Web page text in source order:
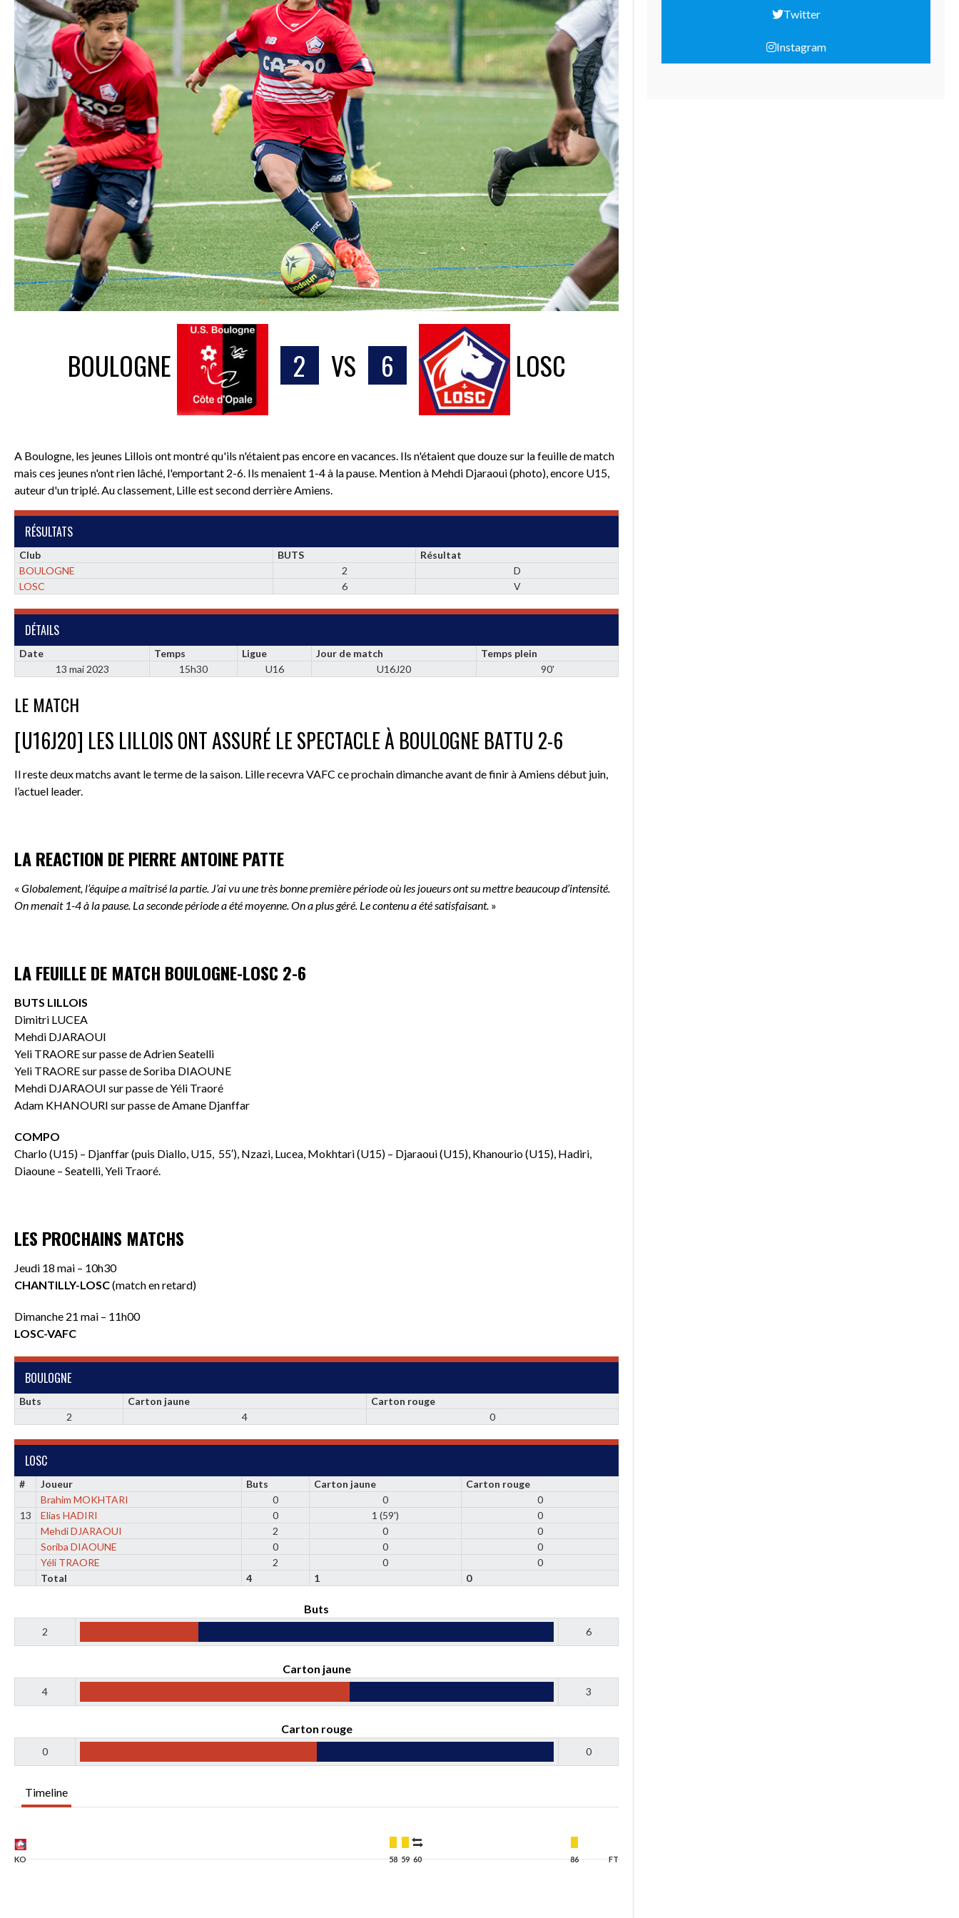
BOULOGNE 2 VS 6 LOSC
A Boulogne, les jeunes Lillois ont montré qu'ils n'étaient pas encore en vacances. Ils n'étaient que douze sur la feuille de match
mais ces jeunes n'ont rien lâché, l'emportant 2-6. Ils menaient 1-4 à la pause. Mention à Mehdi Djaraoui (photo), encore U15,
auteur d'un triplé. Au classement, Lille est second derrière Amiens.
RÉSULTATS
Club BUTS
Résultat
BOULOGNE
2
D
LOSC
6 V
DÉTAILS
Date Temps Ligue Jour de match
Temps plein
13 mai 2023
15h30 U16 U16J20 90'
LE MATCH
[U16J20] LES LILLOIS ONT ASSURÉ LE SPECTACLE À BOULOGNE BATTU 2-6
Il reste deux matchs avant le terme de la saison. Lille recevra VAFC ce prochain dimanche avant de finir à Amiens début juin,
l’actuel leader.
LA REACTION DE PIERRE ANTOINE PATTE
« Globalement, l’équipe a maîtrisé la partie. J’ai vu une très bonne première période où les joueurs ont su mettre beaucoup d’intensité.
On menait 1-4 à la pause. La seconde période a été moyenne. On a plus géré. Le contenu a été satisfaisant. »
LA FEUILLE DE MATCH BOULOGNE-LOSC 2-6
BUTS LILLOIS
Dimitri LUCEA
Mehdi DJARAOUI
Yeli TRAORE sur passe de Adrien Seatelli
Yeli TRAORE sur passe de Soriba DIAOUNE
Mehdi DJARAOUI sur passe de Yéli Traoré
Adam KHANOURI sur passe de Amane Djanffar
COMPO
Charlo (U15) – Djanffar (puis Diallo, U15, 55′), Nzazi, Lucea, Mokhtari (U15) – Djaraoui (U15), Khanourio (U15), Hadiri,
Diaoune – Seatelli, Yeli Traoré.
LES PROCHAINS MATCHS
Jeudi 18 mai – 10h30
CHANTILLY-LOSC(match en retard)
Dimanche 21 mai – 11h00
LOSC-VAFC
BOULOGNE
Buts Carton jaune
Carton rouge
2
4 0
LOSC
# Joueur Buts Carton jaune
Carton rouge
Brahim MOKHTARI
0 0
0
13
Elias HADIRI 0 1 (59')
0
Mehdi DJARAOUI
2 0
0
Soriba DIAOUNE
0 0
0
Yéli TRAORE
2 0
0
Total
4 1 0
Buts
2 6
Carton jaune
4 3
Carton rouge
0 0
Timeline
KO 58 59 60 86 FT
Twitter
Instagram